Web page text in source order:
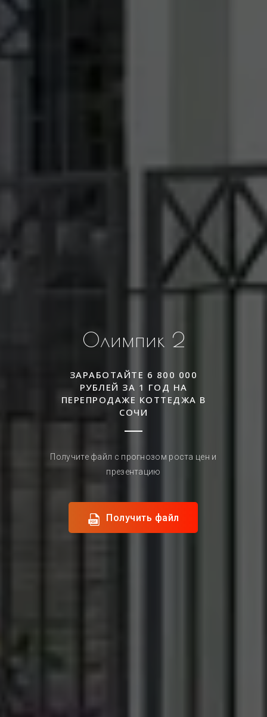
Олимпик 2
ЗАРАБОТАЙТЕ 6 800 000
РУБЛЕЙ ЗА 1 ГОД НА
ПЕРЕПРОДАЖЕ КОТТЕДЖА В
СОЧИ
Получите файл с прогнозом роста цен и
презентацию
Получить файл